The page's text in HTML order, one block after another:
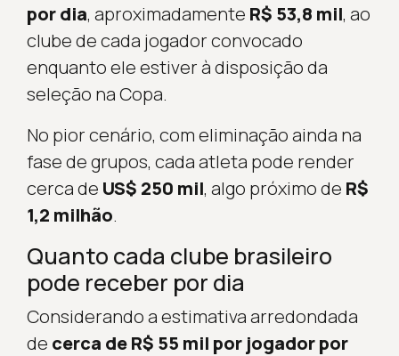
por dia, aproximadamente R$ 53,8 mil, ao
clube de cada jogador convocado
enquanto ele estiver à disposição da
seleção na Copa.
No pior cenário, com eliminação ainda na
fase de grupos, cada atleta pode render
cerca de US$ 250 mil, algo próximo de R$
1,2 milhão.
Quanto cada clube brasileiro
pode receber por dia
Considerando a estimativa arredondada
de cerca de R$ 55 mil por jogador por